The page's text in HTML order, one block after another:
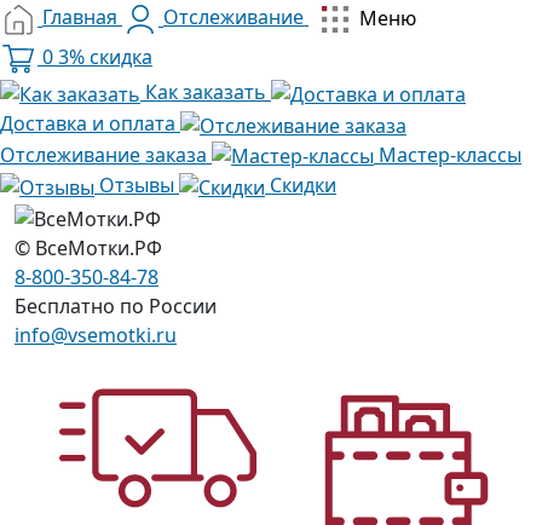
Главная
Отслеживание
Меню
03% скидка
Как заказать
Доставка и оплата
Отслеживание заказа
Мастер-классы
Отзывы
Скидки
© ВсеМотки.РФ
8-800-350-84-78
Бесплатно по России
info@vsemotki.ru